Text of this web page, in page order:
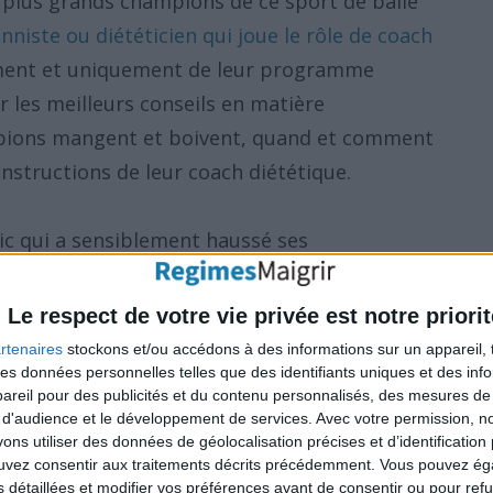
Le respect de votre vie privée est notre
stockons et/ou accédons à des informations sur un appareil,
données personnelles telles que des identifiants uniques et des
pour des publicités et du contenu personnalisés, des mesures
et le développement de services. Avec votre permission,
utiliser des données de géolocalisation précises et
consentir aux traitements décrits précédemment. Vous pouvez
détaillées et modifier vos préférences avant de consentir ou pour
ou diététicien qui joue le rôle de coach
et uniquement de leur programme
meilleurs conseils en matière
mangent et boivent, quand et comment
de leur coach diététique.
qui a sensiblement haussé ses
avoir entamé un régime sans gluten
Tsonga a emboîté les pas du n°1
2013) en suivant le même régime, et a
C'est dire comme la nutrition
d'un joueur de tennis en particulier, et